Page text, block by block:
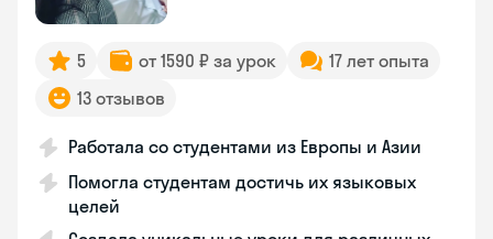
5 от 1590 ₽ за урок
17 лет опыта
13 отзывов
Работала со студентами из Европы и Азии
Помогла студентам достичь их языковых
целей